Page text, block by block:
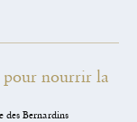
pour nourrir la
des Bernardins